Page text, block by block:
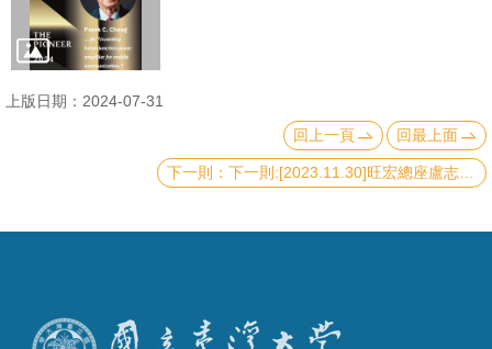
上版日期：2024-07-31
回上一頁
回最上面
下一則:[2023.11.30]旺宏總座盧志遠獲應用物理界榮譽大獎 為首度獲獎華人公司企業家 | 科技產業 | 產經